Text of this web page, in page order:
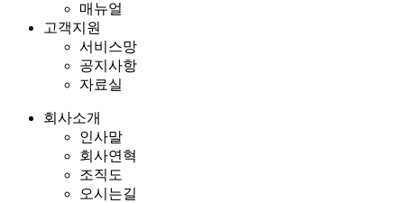
매뉴얼
고객지원
서비스망
공지사항
자료실
회사소개
인사말
회사연혁
조직도
오시는길